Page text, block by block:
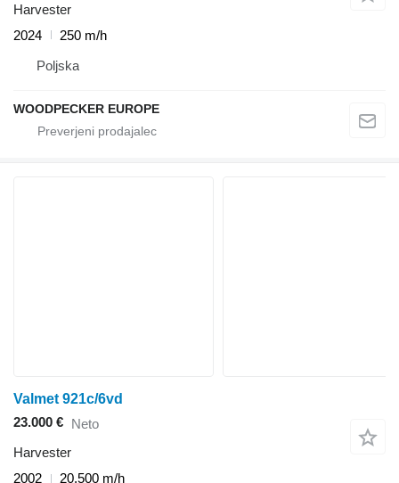
Harvester
2024
250 m/h
Poljska
WOODPECKER EUROPE
Valmet 921c/6vd
23.000 € Neto
Harvester
2002
20.500 m/h